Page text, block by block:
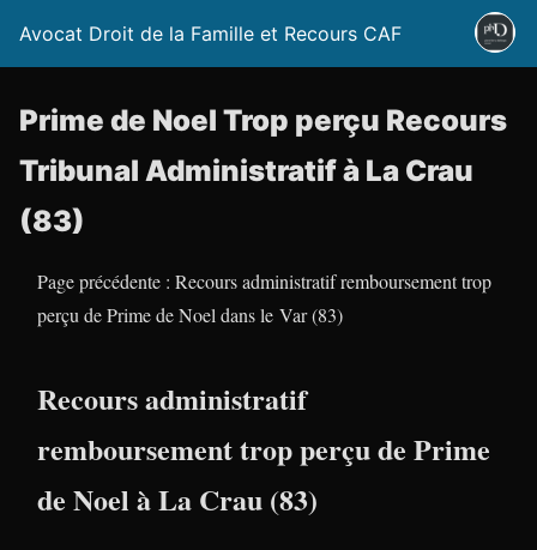
Avocat Droit de la Famille et Recours CAF
Prime de Noel Trop perçu Recours
Tribunal Administratif à La Crau
(83)
Page précédente : Recours administratif remboursement trop
perçu de Prime de Noel dans le Var (83)
Recours administratif
remboursement trop perçu de Prime
de Noel à La Crau (83)